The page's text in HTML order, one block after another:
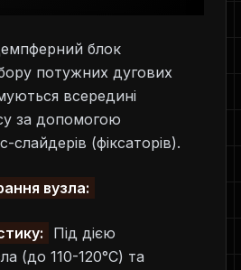
блок
потужних дугових
всередині
за допомогою
слайдерів (фіксаторів).
вузла:
Під дією
(до 110-120°C) та